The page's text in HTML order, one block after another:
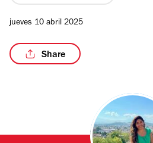
jueves 10 abril 2025
Share